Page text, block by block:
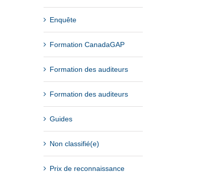
Enquête
Formation CanadaGAP
Formation des auditeurs
Formation des auditeurs
Guides
Non classifié(e)
Prix de reconnaissance